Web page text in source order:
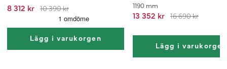
8 312 kr 10 390 kr
Lägg i varukorgen
1190 mm
13 352 kr 16 690 kr
Lägg i varukorgen